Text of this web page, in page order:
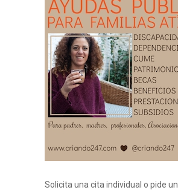
Solicita una cita individual o pide un